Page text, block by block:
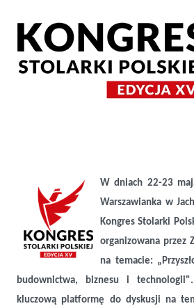
Glassolutions zaprasza na XV Kongres
W dniach 22-23
Warszawianka w
Kongres Stolarki
organizowana przez
na temacie:
budownictwa, biznesu i
kluczową platformę do dyskusji na